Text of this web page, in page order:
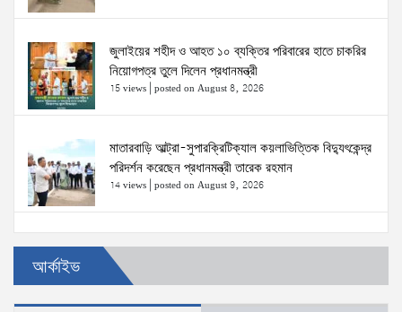
জুলাইয়ের শহীদ ও আহত ১০ ব্যক্তির পরিবারের হাতে চাকরির
নিয়োগপত্র তুলে দিলেন প্রধানমন্ত্রী
15 views posted on August 8, 2026
মাতারবাড়ি আল্ট্রা-সুপারক্রিটিক্যাল কয়লাভিত্তিক বিদ্যুৎকেন্দ্র
পরিদর্শন করেছেন প্রধানমন্ত্রী তারেক রহমান
14 views posted on August 9, 2026
প্রত্যেক অপরাধীর বিচার এ দেশেই হবে, সে যত শক্তিশালীই
হোক না কেন—চট্টগ্রামে জুলাই গণঅভ্যুত্থান দিবসে প্রতিমন্ত্রী
ব্যারিস্টার মীর হেলাল
6 views|posted on August 5, 2026
আর্কাইভ